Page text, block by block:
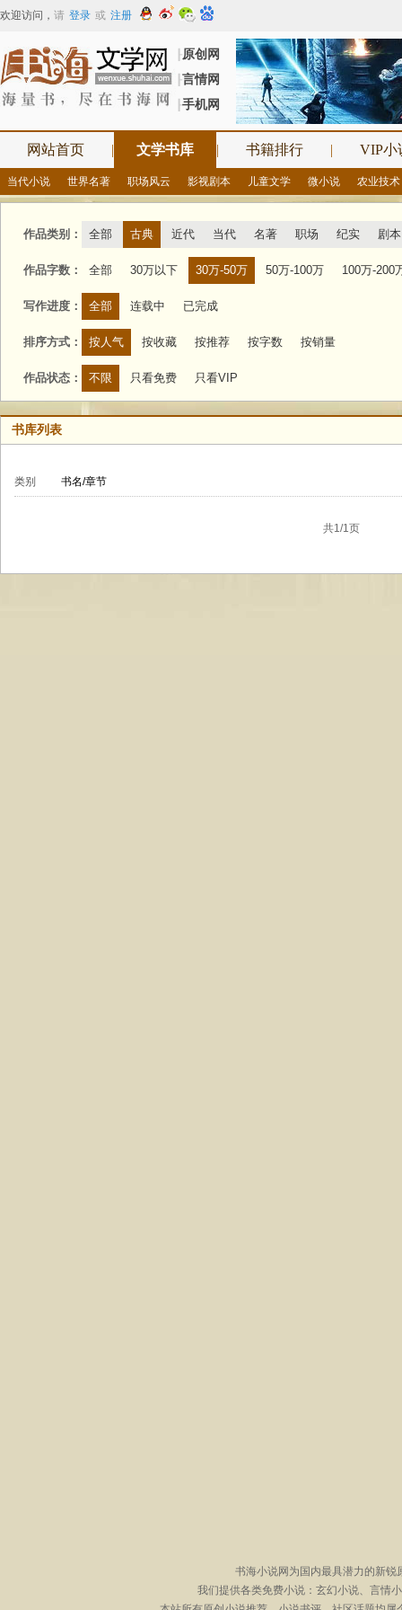
欢迎访问 ， 请 登录 或 注册
┠原创网
┠言情网
┠手机网
网站首页 | 文学书库 | 书籍排行 | VIP小
当代小说 世界名著 职场风云 影视剧本 儿童文学 微小说 农业技术
作品类别： 全部 古典 近代 当代 名著 职场 纪实 剧本
作品字数： 全部 30万以下 30万-50万 50万-100万 100万-200
写作进度： 全部 连载中 已完成
排序方式： 按人气 按收藏 按推荐 按字数 按销量
作品状态： 不限 只看免费 只看VIP
书库列表
类别 书名/章节
共1/1页
书海小说网为国内最具潜力的新
我们提供各类免费小说：玄幻小说、言情